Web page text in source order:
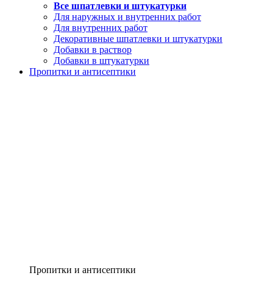
Все шпатлевки и штукатурки
Для наружных и внутренних работ
Для внутренних работ
Декоративные шпатлевки и штукатурки
Добавки в раствор
Добавки в штукатурки
Пропитки и антисептики
Пропитки и антисептики